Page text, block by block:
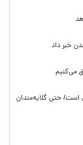
خبر داد
می‌کنیم
است/ حتی گلایه‌مندان